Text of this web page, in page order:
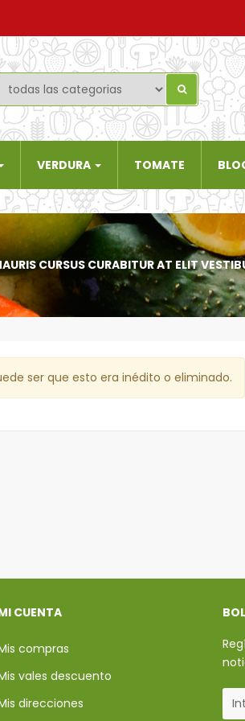
VERDURA TOMATE
CURSUS CURABITUR AT ELIT
ser que esto era inédito o eliminado.
CUENTA
compras
vales descuento
direcciones